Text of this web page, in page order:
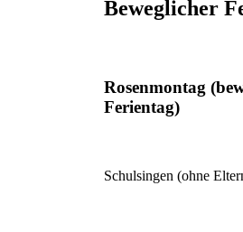
Beweglicher
Rosenmontag
Ferientag)
Schulsingen (ohne